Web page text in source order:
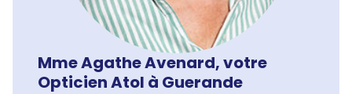
Mme Agathe Avenard, votre
Opticien Atol à Guerande